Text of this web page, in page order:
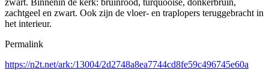
zwart. Binnenin de kerk: bruinrood, turquooise, donkerbruin,
zachtgeel en zwart. Ook zijn de vloer- en traplopers teruggebracht in
het interieur.
Permalink
https://n2t.net/ark:/13004/2d2748a8ea7744cd8fe59c496745e60a